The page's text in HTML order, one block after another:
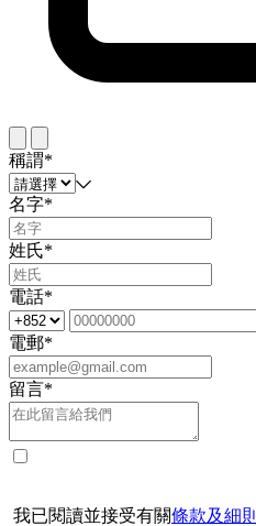
稱謂*
名字*
姓氏*
電話*
電郵*
留言*
我已閱讀並接受有關條款及細則